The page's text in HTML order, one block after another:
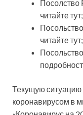
Посолство
читайте тут;
читайте тут;
Текущую ситуацию
коронавирусом в